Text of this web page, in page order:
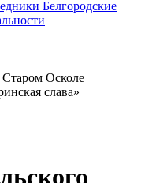
Белгородские